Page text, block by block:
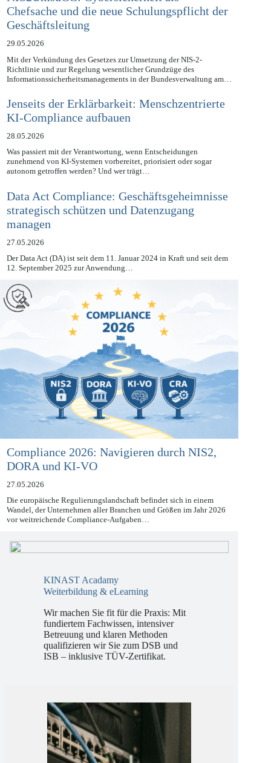
NIS2UmsuCG: Cybersicherheit als
Chefsache und die neue Schulungspflicht der
Geschäftsleitung
29.05.2026
Mit der Verkündung des Gesetzes zur Umsetzung der NIS-2-
Richtlinie und zur Regelung wesentlicher Grundzüge des
Jenseits der Erklärbarkeit: Menschzentrierte
KI-Compliance aufbauen
28.05.2026
Was passiert mit der Verantwortung, wenn Entscheidungen
zunehmend von KI-Systemen vorbereitet, priorisiert oder sogar
Data Act Compliance: Geschäftsgeheimnisse
strategisch schützen und Datenzugang
managen
27.05.2026
Der Data Act (DA) ist seit dem 11. Januar 2024 in Kraft und seit dem
Compliance 2026: Navigieren durch NIS2,
DORA und KI-VO
27.05.2026
Die europäische Regulierungslandschaft befindet sich in einem
Wandel, der Unternehmen aller Branchen und Größen im Jahr 2026
KINAST Acadamy
Wir machen Sie fit für die Praxis: Mit
fundiertem Fachwissen, intensiver
Betreuung und klaren Methoden
qualifizieren wir Sie zum DSB und